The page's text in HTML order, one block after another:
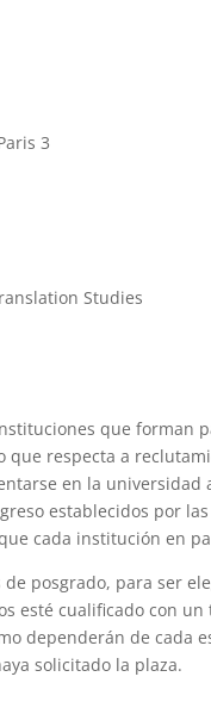
3
Studies
que forman
respecta a
en la universidad
establecidos por
cada institución en
posgrado, para ser
esté cualificado con
dependerán de cada
solicitado la plaza.